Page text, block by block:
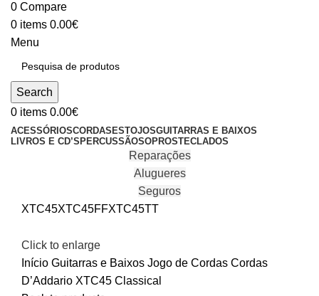
0 Compare
0 items 0.00€
Menu
Search
0 items 0.00€
ACESSÓRIOSCORDAS ESTOJOSGUITARRAS E BAIXOS
LIVROS E CD’S PERCUSSÃOSOPROSTECLADOS
Reparações
Alugueres
Seguros
XTC45XTC45FFXTC45TT
Click to enlarge
Início Guitarras e Baixos Jogo de Cordas Cordas
D’Addario XTC45 Classical